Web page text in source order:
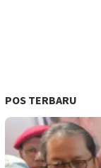
POS TERBARU